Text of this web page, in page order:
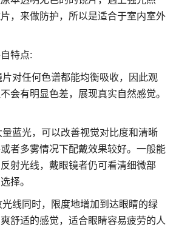
，来做防护，所以是适合于室内室外
特点:
对任何色谱都能均衡吸收，因此观
会有明显色差，展现真实自然感觉。
蓝光，可以改善视觉对比度和清晰
者多雾情况下配戴效果较好。一般能
射光线，戴眼镜者仍可看清细微部
择。
线同时，限度地增加到达眼睛的绿
舒适的感觉，适合眼睛容易疲劳的人